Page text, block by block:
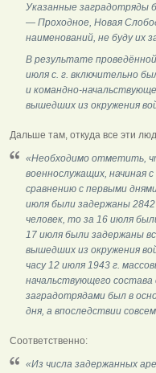
Указанные заградотряды
— Проходное, Новая
наименований, не буду их
В результате
июля с. г. включительно
и командно-
вышедших из окружения
Дальше там, откуда все эти
«Необходимо отметить,
военнослужащих, начиная
сравнению с первыми
июля были задержаны
человек, то за 16 июля
17 июля были задержаны
вышедших из окружения
часу 12 июля 1943 г.
начальствующего состава
заградотрядами был в
дня, а впоследствии
Соответственно:
«Из числа задержанных